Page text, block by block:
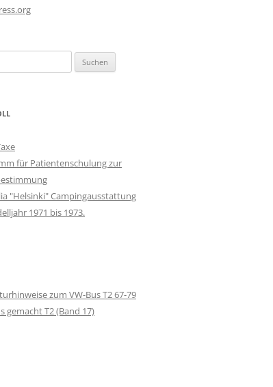
für Patientenschulung zur
"Helsinki" Campingausstattung
1971 bis 1973.
zum VW-Bus T2 67-79
gemacht T2 (Band 17)